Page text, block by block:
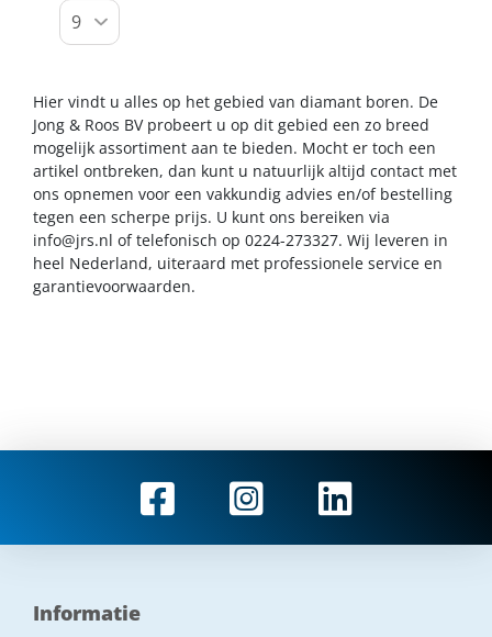
Hier vindt u alles op het gebied van diamant boren. De
Jong & Roos BV probeert u op dit gebied een zo breed
mogelijk assortiment aan te bieden. Mocht er toch een
artikel ontbreken, dan kunt u natuurlijk altijd contact met
ons opnemen voor een vakkundig advies en/of bestelling
tegen een scherpe prijs. U kunt ons bereiken via
info@jrs.nl of telefonisch op 0224-273327. Wij leveren in
heel Nederland, uiteraard met professionele service en
garantievoorwaarden.
Informatie